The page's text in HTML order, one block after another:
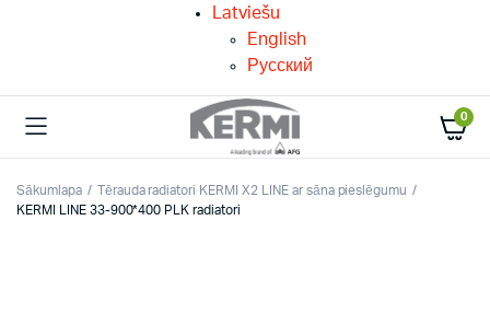
Latviešu
English
Русский
0
Sākumlapa
Tērauda radiatori KERMI X2 LINE ar sāna pieslēgumu
KERMI LINE 33-900*400 PLK radiatori